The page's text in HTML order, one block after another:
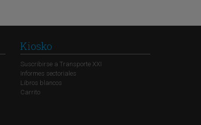
Kiosko
Suscribirse a Transporte XXI
Informes sectoriales
Libros blancos
Carrito